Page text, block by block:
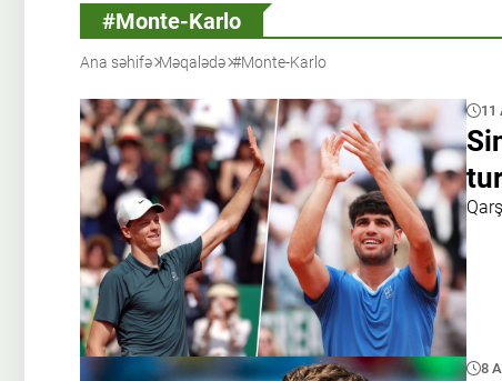
#Monte-Karlo
Ana səhifə Məqalədə #Monte-Karlo
11
8